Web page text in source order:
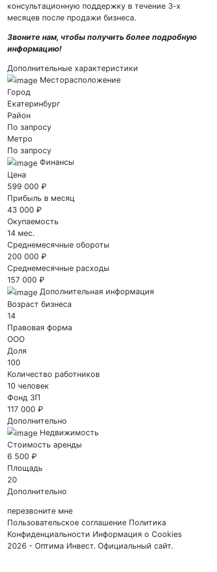
консультационную поддержку в течение 3-х
месяцев после продажи бизнеса.
Звоните нам, чтобы получить более подробную
информацию!
Дополнительные характеристики
Месторасположение
Город
Екатеринбург
Район
По запросу
Метро
По запросу
Финансы
Цена
599 000 ₽
Прибыль в месяц
43 000 ₽
Окупаемость
14 мес.
Среднемесячные обороты
200 000 ₽
Среднемесячные расходы
157 000 ₽
Дополнительная информация
Возраст бизнеса
14
Правовая форма
ООО
Доля
100
Количество работников
10 человек
Фонд ЗП
117 000 ₽
Дополнительно
Недвижимость
Стоимость аренды
6 500 ₽
Площадь
20
Дополнительно
перезвоните мне
Пользовательское соглашение Политика
Конфиденциальности Информация о Cookies
2026 - Оптима Инвест. Официальный сайт.